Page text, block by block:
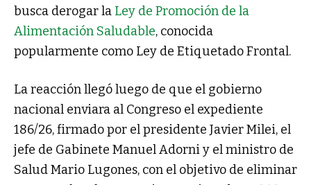
busca derogar la Ley de Promoción de la
Alimentación Saludable, conocida
popularmente como Ley de Etiquetado Frontal.
La reacción llegó luego de que el gobierno
nacional enviara al Congreso el expediente
186/26, firmado por el presidente Javier Milei, el
jefe de Gabinete Manuel Adorni y el ministro de
Salud Mario Lugones, con el objetivo de eliminar